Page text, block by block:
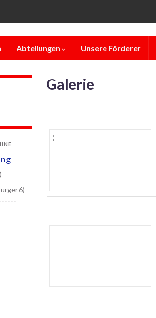
Abteilungen Unsere Förderer
Galerie
)
6)
. . . . .